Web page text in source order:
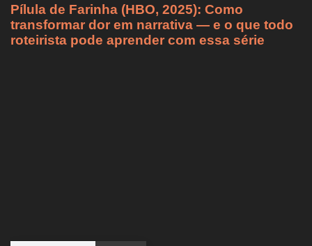
Pílula de Farinha (HBO, 2025): Como
transformar dor em narrativa — e o que todo
roteirista pode aprender com essa série